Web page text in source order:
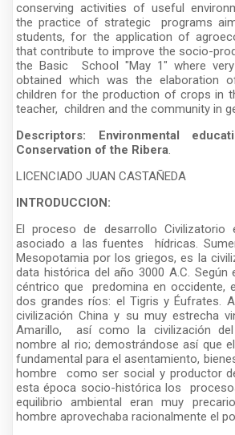
conserving activities of useful
the practice of strategic programs
students, for the application of
that contribute to improve the socio-
the Basic School "May 1" where
obtained which was the elaboration
children for the production of crops in
teacher, children and the community in
Descriptors: Environmental
Conservation of the Ribera.
LICENCIADO JUAN CASTAÑEDA
INTRODUCCION:
El proceso de desarrollo Civilizatorio
asociado a las fuentes hídricas.
Mesopotamia por los griegos, es la
data histórica del año 3000 A.C. Según
céntrico que predomina en occidente,
dos grandes ríos: el Tigris y Éufrates.
civilización China y su muy estrecha
Amarillo, así como la civilización
nombre al rio; demostrándose así que
fundamental para el asentamiento,
hombre como ser social y productor
esta época socio-histórica los
equilibrio ambiental eran muy
hombre aprovechaba racionalmente el